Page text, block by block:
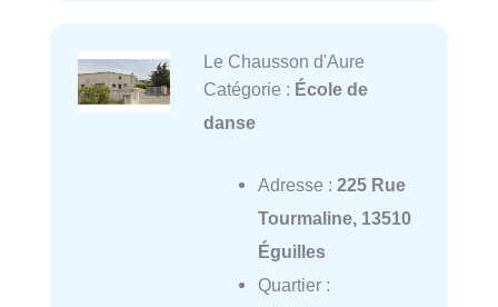
Le Chausson d'Aure
Catégorie : École de
danse
Adresse : 225 Rue
Tourmaline, 13510
Éguilles
Quartier :